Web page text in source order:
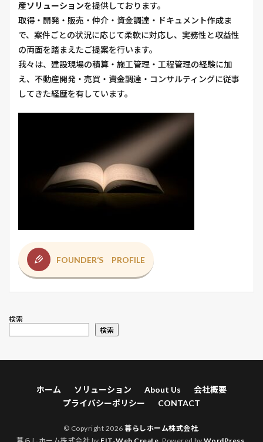
産ソリューションを提供しております。
取得・開発・販売・仲介・資金調達・ドキュメント作成ま
で、案件ごとの状況に応じて柔軟に対応し、実務性と収益性
の両面を踏まえたご提案を行います。
我々は、建設現場の積算・施工管理・工程管理の経験に加
え、不動産開発・売買・資金調達・コンサルティングに従事
してきた経歴を有しています。
FOUNDER‘S PROFILE
検索
検索
ホーム ソリューション About Us
会社概要
プライバシーポリシー
CONTACT
© Copyright 2026 暮らしホーム株式会社.